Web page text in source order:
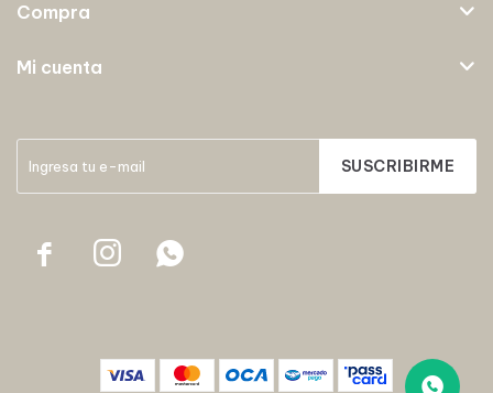
SUSCRIBIRME
  
Compra
Mi cuenta